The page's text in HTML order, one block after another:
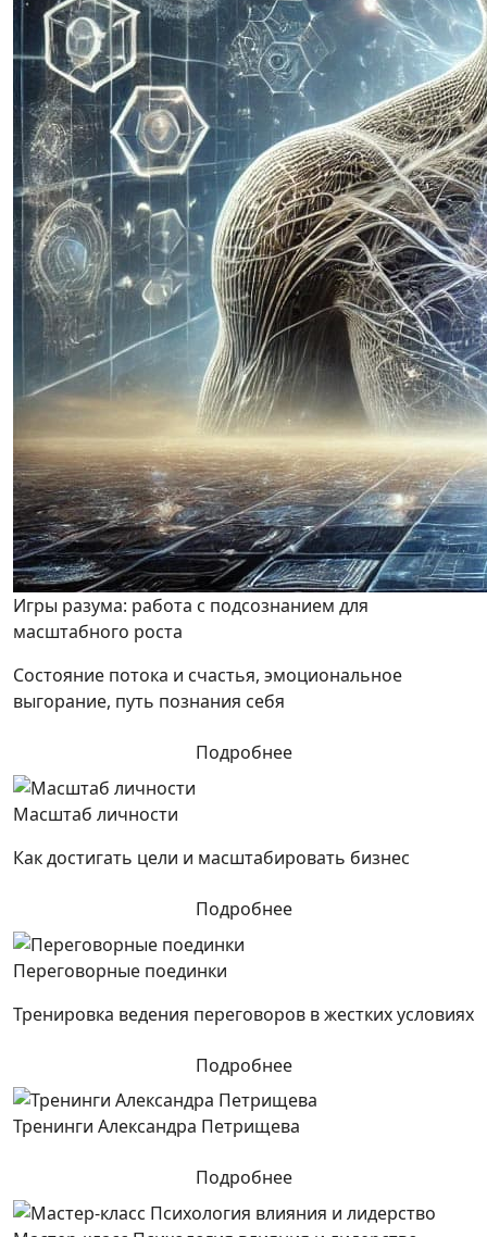
Игры разума: работа с подсознанием для
масштабного роста
Состояние потока и счастья, эмоциональное
выгорание, путь познания себя
Подробнее
Масштаб личности
Как достигать цели и масштабировать бизнес
Подробнее
Переговорные поединки
Тренировка ведения переговоров в жестких условиях
Подробнее
Тренинги Александра Петрищева
Подробнее